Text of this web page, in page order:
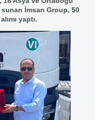
İmsan Group, 50
yaptı.